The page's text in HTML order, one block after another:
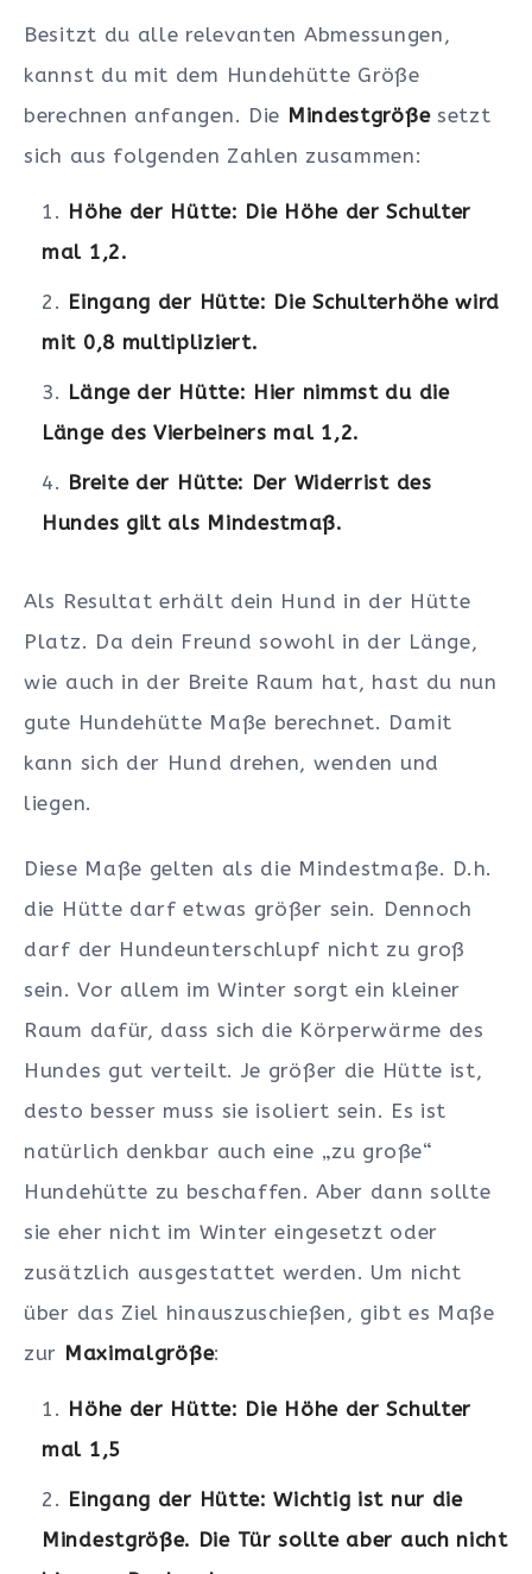
Besitzt du alle relevanten Abmessungen,
kannst du mit dem Hundehütte Größe
berechnen anfangen. Die Mindestgrößesetzt
sich aus folgenden Zahlen zusammen:
Höhe der Hütte: Die Höhe der Schulter
mal 1,2.
Eingang der Hütte: Die Schulterhöhe wird
mit 0,8 multipliziert.
Länge der Hütte: Hier nimmst du die
Länge des Vierbeiners mal 1,2.
Breite der Hütte: Der Widerrist des
Hundes gilt als Mindestmaß.
Als Resultat erhält dein Hund in der Hütte
Platz. Da dein Freund sowohl in der Länge,
wie auch in der Breite Raum hat, hast du nun
gute Hundehütte Maße berechnet. Damit
kann sich der Hund drehen, wenden und
liegen.
Diese Maße gelten als die Mindestmaße. D.h.
die Hütte darf etwas größer sein. Dennoch
darf der Hundeunterschlupf nicht zu groß
sein. Vor allem im Winter sorgt ein kleiner
Raum dafür, dass sich die Körperwärme des
Hundes gut verteilt. Je größer die Hütte ist,
desto besser muss sie isoliert sein. Es ist
natürlich denkbar auch eine „zu große“
Hundehütte zu beschaffen. Aber dann sollte
sie eher nicht im Winter eingesetzt oder
zusätzlich ausgestattet werden. Um nicht
über das Ziel hinauszuschießen, gibt es Maße
zur Maximalgröße:
Höhe der Hütte: Die Höhe der Schulter
mal 1,5
Eingang der Hütte: Wichtig ist nur die
Mindestgröße. Die Tür sollte aber auch nicht